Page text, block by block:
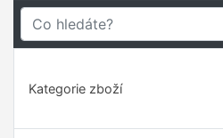
Kategorie zboží